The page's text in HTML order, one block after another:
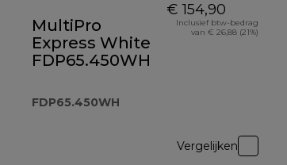
MultiPro
Express White
FDP65.450WH
FDP65.450WH
€ 154,90
Inclusief btw-bedrag
van € 26,88 (21%)
Vergelijken